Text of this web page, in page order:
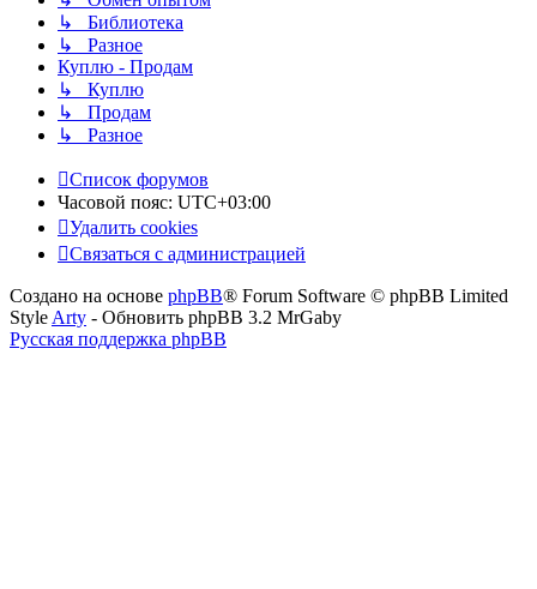
↳ Библиотека
↳ Разное
Куплю - Продам
↳ Куплю
↳ Продам
↳ Разное
Список форумов
Часовой пояс: UTC+03:00
Удалить cookies
Связаться с администрацией
Создано на основе phpBB® Forum Software © phpBB Limited
Style Arty - Обновить phpBB 3.2 MrGaby
Русская поддержка phpBB